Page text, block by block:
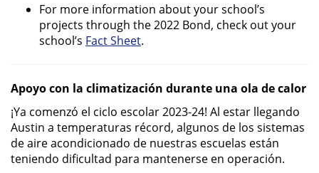
For more information about your school’s
projects through the 2022 Bond, check out your
school’s Fact Sheet.
Apoyo con la climatización durante una ola de calor
¡Ya comenzó el ciclo escolar 2023-24! Al estar llegando
Austin a temperaturas récord, algunos de los sistemas
de aire acondicionado de nuestras escuelas están
teniendo dificultad para mantenerse en operación.